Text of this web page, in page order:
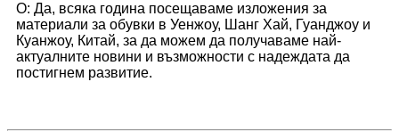
О: Да, всяка година посещаваме изложения за
материали за обувки в Уенжоу, Шанг Хай, Гуанджоу и
Куанжоу, Китай, за да можем да получаваме най-
актуалните новини и възможности с надеждата да
постигнем развитие.